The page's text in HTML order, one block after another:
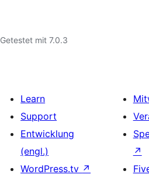
Getestet mit 7.0.3
Learn
Support
Entwicklung
(engl.)
WordPress.tv ↗
↗